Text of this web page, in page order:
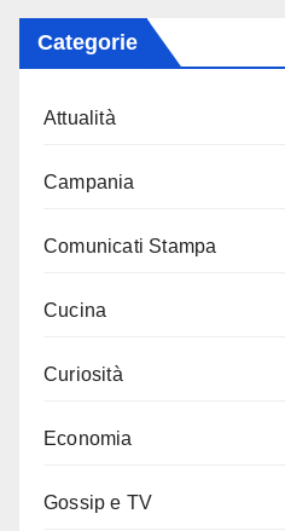
Categorie
Attualità
Campania
Comunicati Stampa
Cucina
Curiosità
Economia
Gossip e TV